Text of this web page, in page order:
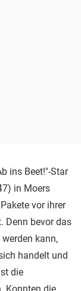
ins Beet!"-Star
in Moers
vor ihrer
Denn bevor das
kann,
handelt und
die